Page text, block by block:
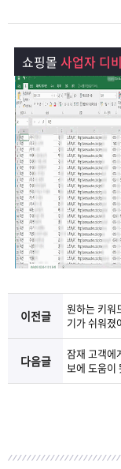
이
는?
구
매
로
그
램
상
품
문
의
객
센
터
마
이
페
이
지
파
트
너
쇼핑몰 사업자 디
이전글
원하는 키워
기가 쉬워졌
다음글
잠재 고객에
보에 도움이